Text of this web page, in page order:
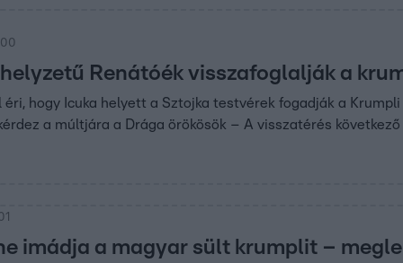
Renátóék visszafoglalják a
hogy Icuka helyett a Sztojka testvérek fogadják a
a múltjára a Drága örökösök – A visszatérés következő
imádja a magyar sült krumplit –